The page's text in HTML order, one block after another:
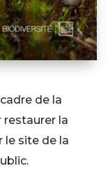
de la
restaurer la
le site de la